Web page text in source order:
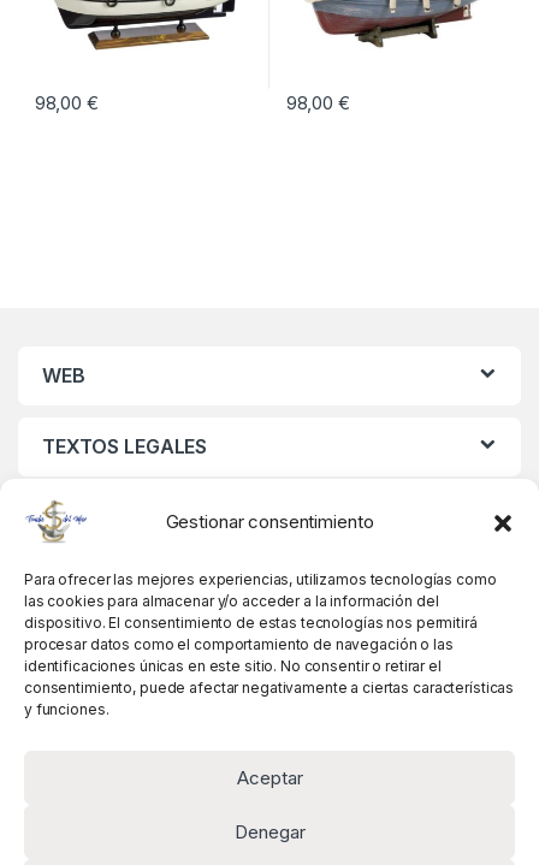
Gestionar consentimiento
Para ofrecer las mejores experiencias, utilizamos tecnologías como
las cookies para almacenar y/o acceder a la información del
dispositivo. El consentimiento de estas tecnologías nos permitirá
procesar datos como el comportamiento de navegación o las
identificaciones únicas en este sitio. No consentir o retirar el
consentimiento, puede afectar negativamente a ciertas características
y funciones.
Aceptar
Denegar
98,00 € 98,00 €
WEB
TEXTOS LEGALES
MIS DATOS